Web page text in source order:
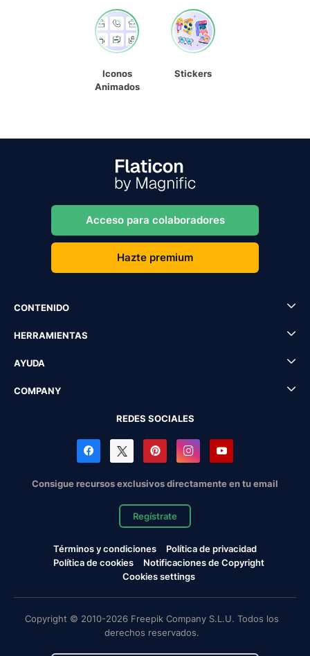
Iconos
Animados
Stickers
Acceso para colaboradores
Hazte premium
CONTENIDO
HERRAMIENTAS
AYUDA
COMPANY
REDES SOCIALES
Consigue recursos exclusivos directamente en tu email
Regístrate
Términos y condiciones
Política de privacidad
Política de cookies
Notificaciones de Copyright
Cookies settings
Copyright © 2010-2026 Freepik Company S.L.U. Todos los
derechos reservados.